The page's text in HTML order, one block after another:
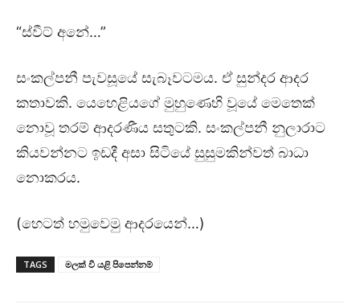
“ස්වීට් අනේ…”
සංකල්පනී පැවසූයේ සැබෑවටමය. ඒ සුන්දර ආදර
කතාවකි. යෙහෙළියගේ මුහුණෙහි වූයේ මෙතෙක්
නොවූ තරම් ආදරණීය සතුටකි. සංකල්පනී නුලාරාට
කියවන්නට ඉඩදී අසා සිටියේ සුසුමකින්වත් බාධා
නොකරය.
(හෙටත් හමුවෙමු ආදරයෙන්…)
TAGS මලක් වී යළි පිපෙන්නම්